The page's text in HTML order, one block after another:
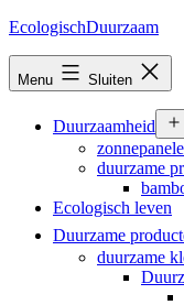
Ga
inhoud
EcologischDuurzaam
Menu Sluiten
Duurzaamheid
duurzame
Ecologisch leven
Duurzame
duurzame